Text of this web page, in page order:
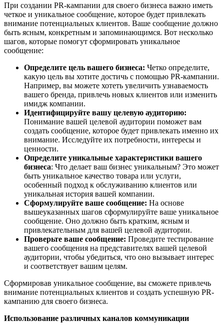
При создании PR-кампании для своего бизнеса важно иметь
четкое и уникальное сообщение, которое будет привлекать
внимание потенциальных клиентов. Ваше сообщение должно
быть ясным, конкретным и запоминающимся. Вот несколько
шагов, которые помогут сформировать уникальное
сообщение:
Определите цель вашего бизнеса: Четко определите,
какую цель вы хотите достичь с помощью PR-кампании.
Например, вы можете хотеть увеличить узнаваемость
вашего бренда, привлечь новых клиентов или изменить
имидж компании.
Идентифицируйте вашу целевую аудиторию:
Понимание вашей целевой аудитории поможет вам
создать сообщение, которое будет привлекать именно их
внимание. Исследуйте их потребности, интересы и
ценности.
Определите уникальные характеристики вашего
бизнеса: Что делает ваш бизнес уникальным? Это может
быть уникальное качество товара или услуги,
особенный подход к обслуживанию клиентов или
уникальная история вашей компании.
Сформулируйте ваше сообщение: На основе
вышеуказанных шагов сформулируйте ваше уникальное
сообщение. Оно должно быть кратким, ясным и
привлекательным для вашей целевой аудитории.
Проверьте ваше сообщение: Проведите тестирование
вашего сообщения на представителях вашей целевой
аудитории, чтобы убедиться, что оно вызывает интерес
и соответствует вашим целям.
Сформировав уникальное сообщение, вы сможете привлечь
внимание потенциальных клиентов и создать успешную PR-
кампанию для своего бизнеса.
Использование различных каналов коммуникации